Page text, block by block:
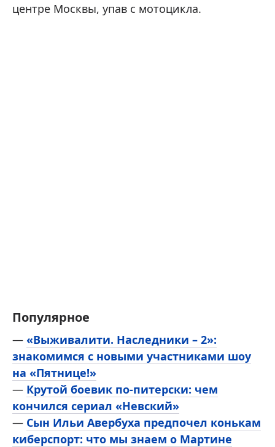
центре Москвы, упав с мотоцикла.
Популярное
— «Выживалити. Наследники – 2»:
знакомимся с новыми участниками шоу
на «Пятнице!»
— Крутой боевик по-питерски: чем
кончился сериал «Невский»
— Сын Ильи Авербуха предпочел конькам
киберспорт: что мы знаем о Мартине